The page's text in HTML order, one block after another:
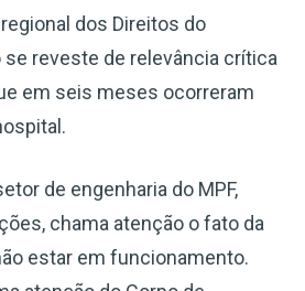
dos Direitos do
se reveste de relevância crítica
em seis meses ocorreram
de engenharia do MPF,
chama atenção o fato da
estar em funcionamento.